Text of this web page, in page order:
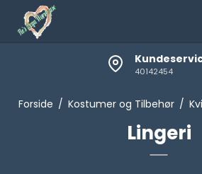
40142454
Forside / Kostumer og Tilbehør /
Lingeri